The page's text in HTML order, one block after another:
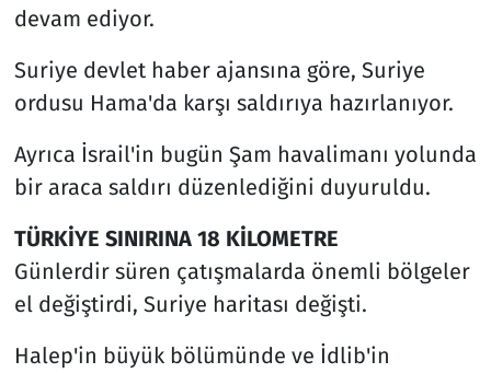
devam ediyor.
Suriye devlet haber ajansına göre, Suriye
ordusu Hama'da karşı saldırıya hazırlanıyor.
Ayrıca İsrail'in bugün Şam havalimanı yolunda
bir araca saldırı düzenlediğini duyuruldu.
TÜRKİYE SINIRINA 18 KİLOMETRE
Günlerdir süren çatışmalarda önemli bölgeler
el değiştirdi, Suriye haritası değişti.
Halep'in büyük bölümünde ve İdlib'in